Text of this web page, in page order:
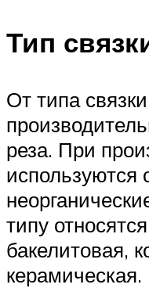
Тип
От типа
реза. При
используются
типу
бакелитовая,
керамическая.